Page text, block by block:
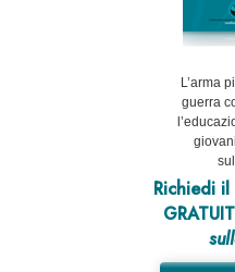
L’arma
guerra
Richiedi